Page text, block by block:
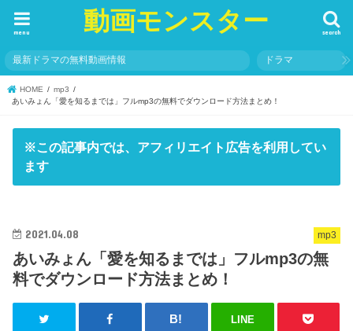
動画モンスター search
menu
最新ドラマの無料動画情報 ドラマ
HOME
mp3
あいみょん「愛を知るまでは」フルmp3の無料でダウンロード方法まとめ！
※この記事内では、アフィリエイト広告を利用してい
ます
mp3
2021.04.08
あいみょん「愛を知るまでは」フルmp3の無
料でダウンロード方法まとめ！
LINE